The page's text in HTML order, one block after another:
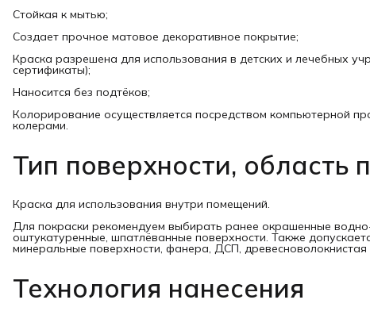
Стойкая к мытью;
Создает прочное матовое декоративное покрытие;
Краска разрешена для использования в детских и лечебных
сертификаты);
Наносится без подтёков;
Колорирование осуществляется посредством компьютерной
колерами.
Тип поверхности, область
Краска для использования внутри помещений.
Для покраски рекомендуем выбирать ранее окрашенные
оштукатуренные, шпатлёванные поверхности. Также
минеральные поверхности, фанера, ДСП, древесноволокнистая
Технология нанесения